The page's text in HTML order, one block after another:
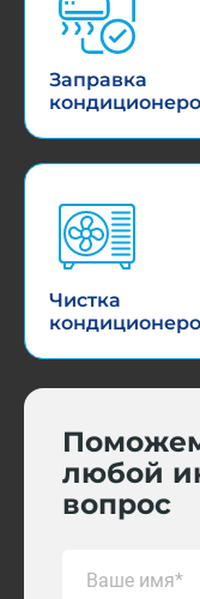
Заправка
Чистка
любой
вопрос